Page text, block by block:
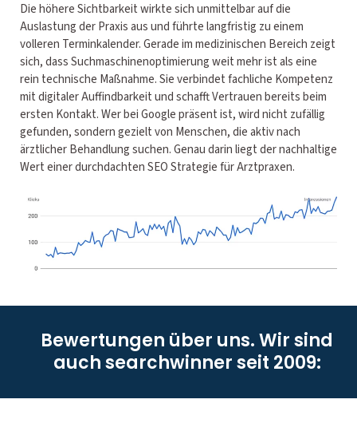
Die höhere Sichtbarkeit wirkte sich unmittelbar auf die
Auslastung der Praxis aus und führte langfristig zu einem
volleren Terminkalender. Gerade im medizinischen Bereich zeigt
sich, dass Suchmaschinenoptimierung weit mehr ist als eine
rein technische Maßnahme. Sie verbindet fachliche Kompetenz
mit digitaler Auffindbarkeit und schafft Vertrauen bereits beim
ersten Kontakt. Wer bei Google präsent ist, wird nicht zufällig
gefunden, sondern gezielt von Menschen, die aktiv nach
ärztlicher Behandlung suchen. Genau darin liegt der nachhaltige
Wert einer durchdachten SEO Strategie für Arztpraxen.
Bewertungen über uns. Wir sind
auch searchwinner seit 2009: